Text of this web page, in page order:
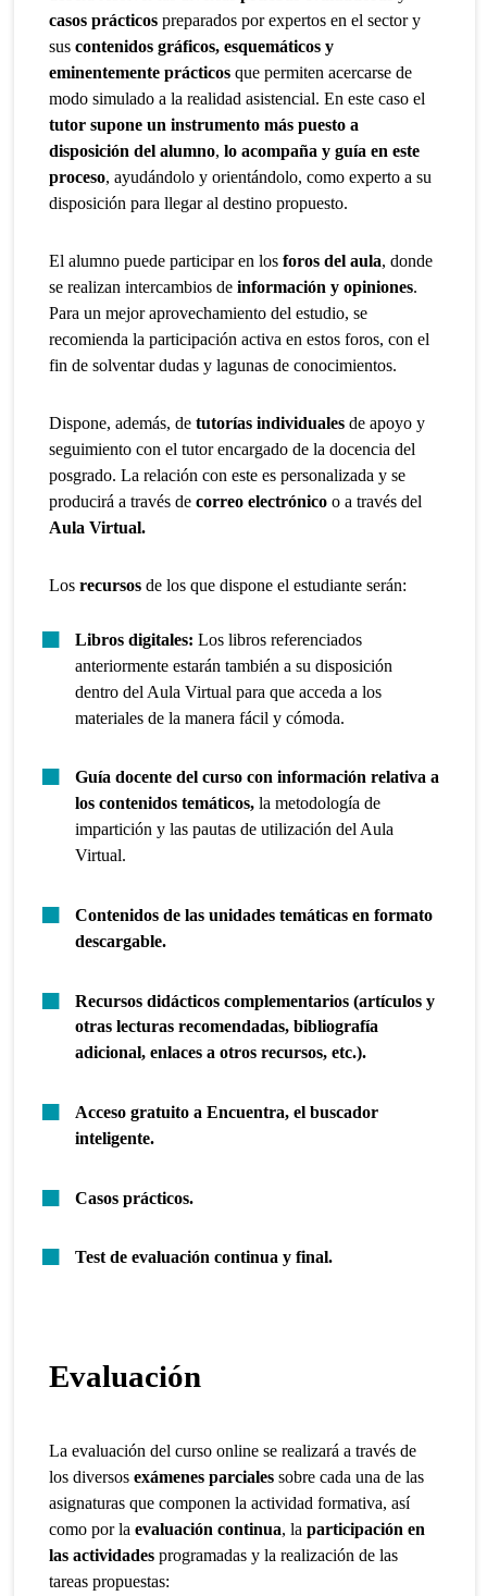
casos prácticospreparados por expertos en el sector y
suscontenidos gráficos, esquemáticos y
eminentemente prácticos que permiten acercarse de
modo simulado a la realidad asistencial. En este caso el
tutor supone un instrumento más puesto a
disposición del alumno,lo acompaña y guía en este
proceso, ayudándolo y orientándolo, como experto a su
disposición para llegar al destino propuesto.
El alumno puede participar en losforos del aula, donde
se realizan intercambios deinformación y opiniones.
Para un mejor aprovechamiento del estudio, se
recomienda la participación activa en estos foros, con el
fin de solventar dudas y lagunas de conocimientos.
Dispone, además, detutorías individuales de apoyo y
seguimiento con el tutor encargado de la docencia del
posgrado. La relación con este es personalizada y se
producirá a través decorreo electrónico o a través del
Aula Virtual.
Losrecursos de los que dispone el estudiante serán:
Libros digitales:Los libros referenciados
anteriormente estarán también a su disposición
dentro del Aula Virtual para que acceda a los
materiales de la manera fácil y cómoda.
Guía docente del curso con información relativa a
los contenidos temáticos, la metodología de
impartición y las pautas de utilización del Aula
Virtual.
Contenidos de las unidades temáticas en formato
descargable.
Recursos didácticos complementarios (artículos y
otras lecturas recomendadas, bibliografía
adicional, enlaces a otros recursos, etc.).
Acceso gratuito a Encuentra, el buscador
inteligente.
Casos prácticos.
Test de evaluación continua y final.
Evaluación
La evaluación del curso online se realizará a través de
los diversosexámenes parciales sobre cada una de las
asignaturas que componen la actividad formativa, así
como por laevaluación continua, laparticipación en
las actividades programadas y la realización de las
tareas propuestas: